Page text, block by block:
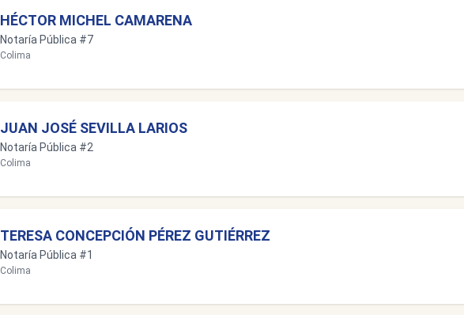
HÉCTOR MICHEL CAMARENA
Notaría Pública #7
Colima
JUAN JOSÉ SEVILLA LARIOS
Notaría Pública #2
Colima
TERESA CONCEPCIÓN PÉREZ GUTIÉRREZ
Notaría Pública #1
Colima